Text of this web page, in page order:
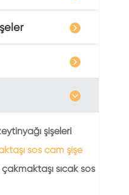
şişeleri
sos cam şişe
sıcak sos